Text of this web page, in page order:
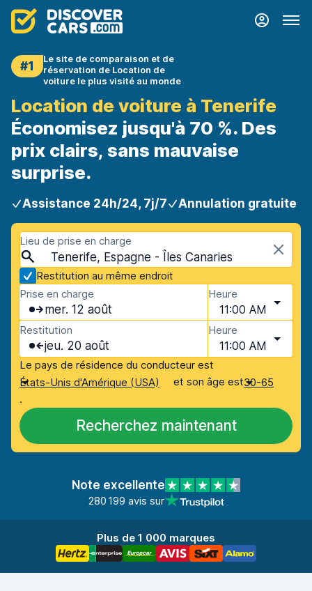
#1
Le site de comparaison et de
réservation de Location de
voiture le plus visité au monde
Location de voiture à Tenerife
Économisez jusqu'à 70 %. Des
prix clairs, sans mauvaise
surprise.
Assistance 24h/24, 7j/7 Annulation gratuite
Lieu de prise en charge
Tenerife, Espagne - Îles Canaries
Restitution au même endroit
Prise en charge
mer. 12 août
Heure
11:00 AM
Restitution
jeu. 20 août
Heure
11:00 AM
Le pays de résidence du conducteur est
États-Unis d'Amérique (USA)
et son âge est30-65
.
Recherchez maintenant
Note excellente
280 199 avis sur
Plus de 1 000 marques